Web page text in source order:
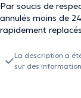
Par soucis de
annulés moins de
rapidement
La description a
sur des